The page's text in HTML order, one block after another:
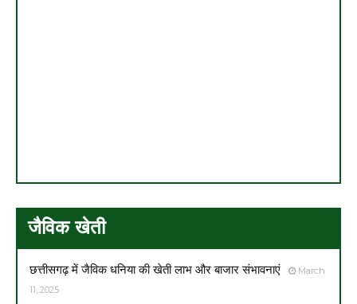
जैविक खेती
छत्तीसगढ़ में जैविक धनिया की खेती लाभ और बाजार संभावनाएं
March
11, 2025